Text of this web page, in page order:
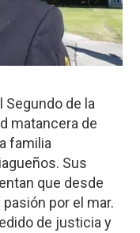
Segundo de la
matancera de
familia
Sus
que desde
por el mar.
de justicia y